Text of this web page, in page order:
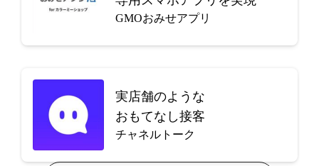
GMOおみせアプリ
実店舗のような
おもてなし接客
チャネルトーク